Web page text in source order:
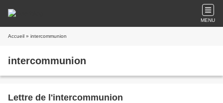
MENU
Accueil » intercommunion
intercommunion
Lettre de l'intercommunion